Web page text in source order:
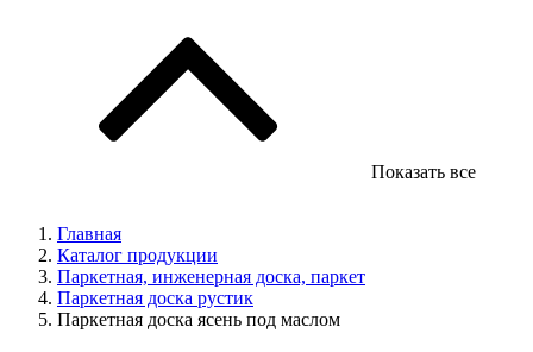
Показать все
Главная
Каталог продукции
Паркетная, инженерная доска, паркет
Паркетная доска рустик
Паркетная доска ясень под маслом